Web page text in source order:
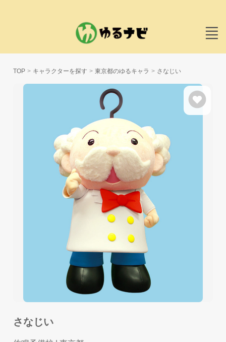
TOP キャラクターを探す 東京都のゆるキャラ さなじい
さなじい